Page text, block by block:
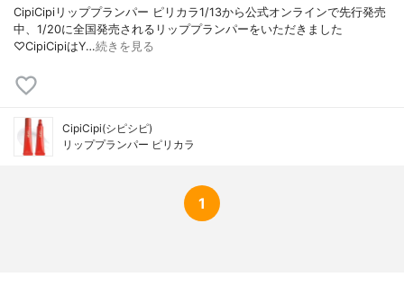
CipiCipiリッププランパー ピリカラ1/13から公式オンラインで先行発売
中、1/20に全国発売されるリッププランパーをいただきました
♡CipiCipiはY…続きを見る
CipiCipi(シピシピ)
リッププランパー ピリカラ
1